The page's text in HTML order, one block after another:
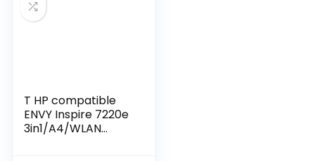
T HP compatible
ENVY Inspire 7220e
3in1/A4/WLAN